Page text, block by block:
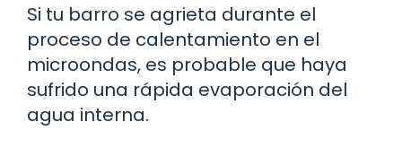
Si tu barro se agrieta durante el
proceso de calentamiento en el
microondas, es probable que haya
sufrido una rápida evaporación del
agua interna.